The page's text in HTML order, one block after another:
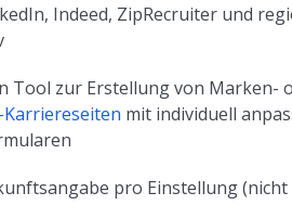
Indeed, ZipRecruiter und
Tool zur Erstellung von Marken-
mit individuell
pro Einstellung